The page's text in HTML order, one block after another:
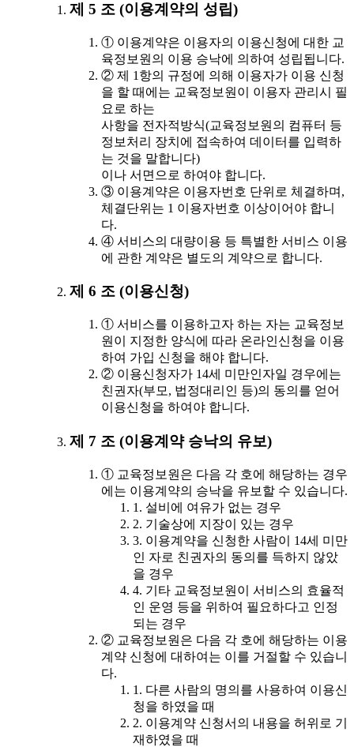
제 5 조 (이용계약의 성립)
① 이용계약은 이용자의 이용신청에 대한 교
육정보원의 이용 승낙에 의하여 성립됩니다.
② 제 1항의 규정에 의해 이용자가 이용 신청
을 할 때에는 교육정보원이 이용자 관리시 필
요로 하는
사항을 전자적방식(교육정보원의 컴퓨터 등
정보처리 장치에 접속하여 데이터를 입력하
는 것을 말합니다)
이나 서면으로 하여야 합니다.
③ 이용계약은 이용자번호 단위로 체결하며,
체결단위는 1 이용자번호 이상이어야 합니
다.
④ 서비스의 대량이용 등 특별한 서비스 이용
에 관한 계약은 별도의 계약으로 합니다.
제 6 조 (이용신청)
① 서비스를 이용하고자 하는 자는 교육정보
원이 지정한 양식에 따라 온라인신청을 이용
하여 가입 신청을 해야 합니다.
② 이용신청자가 14세 미만인자일 경우에는
친권자(부모, 법정대리인 등)의 동의를 얻어
이용신청을 하여야 합니다.
제 7 조 (이용계약 승낙의 유보)
① 교육정보원은 다음 각 호에 해당하는 경우
에는 이용계약의 승낙을 유보할 수 있습니다.
1. 설비에 여유가 없는 경우
2. 기술상에 지장이 있는 경우
3. 이용계약을 신청한 사람이 14세 미만
인 자로 친권자의 동의를 득하지 않았
을 경우
4. 기타 교육정보원이 서비스의 효율적
인 운영 등을 위하여 필요하다고 인정
되는 경우
② 교육정보원은 다음 각 호에 해당하는 이용
계약 신청에 대하여는 이를 거절할 수 있습니
다.
1. 다른 사람의 명의를 사용하여 이용신
청을 하였을 때
2. 이용계약 신청서의 내용을 허위로 기
재하였을 때